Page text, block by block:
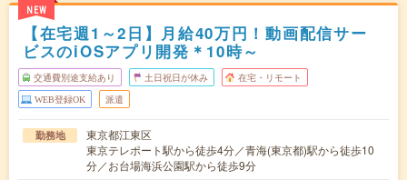
NEW
【在宅週1～2日】月給40万円！動画配信サー
ビスのiOSアプリ開発＊10時～
交通費別途支給あり 土日祝日が休み 在宅・リモート
WEB登録OK 派遣
勤務地
東京都江東区
東京テレポート駅から徒歩4分／青海(東京都)駅から徒歩10
分／お台場海浜公園駅から徒歩9分